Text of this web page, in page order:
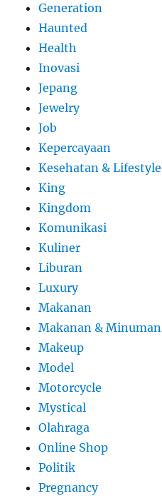
Generation
Haunted
Health
Inovasi
Jepang
Jewelry
Job
Kepercayaan
Kesehatan & Lifestyle
King
Kingdom
Komunikasi
Kuliner
Liburan
Luxury
Makanan
Makanan & Minuman
Makeup
Model
Motorcycle
Mystical
Olahraga
Online Shop
Politik
Pregnancy